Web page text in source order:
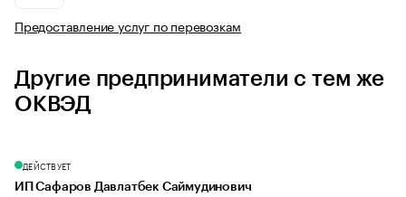
Предоставление услуг по перевозкам
Другие предприниматели с тем же
ОКВЭД
ДЕЙСТВУЕТ
ИП Сафаров Давлатбек Саймудинович